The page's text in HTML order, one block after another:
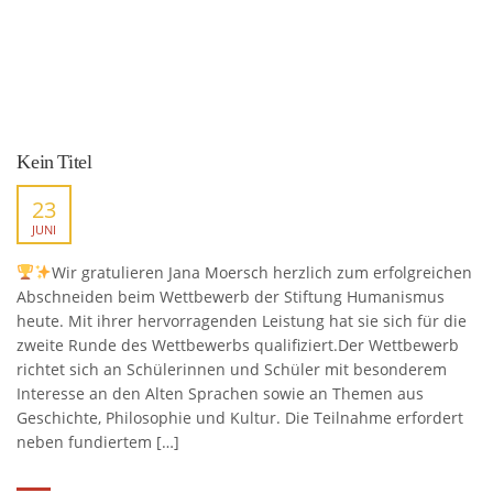
Kein Titel
23
JUNI
Wir gratulieren Jana Moersch herzlich zum erfolgreichen
Abschneiden beim Wettbewerb der Stiftung Humanismus
heute. Mit ihrer hervorragenden Leistung hat sie sich für die
zweite Runde des Wettbewerbs qualifiziert.Der Wettbewerb
richtet sich an Schülerinnen und Schüler mit besonderem
Interesse an den Alten Sprachen sowie an Themen aus
Geschichte, Philosophie und Kultur. Die Teilnahme erfordert
neben fundiertem […]